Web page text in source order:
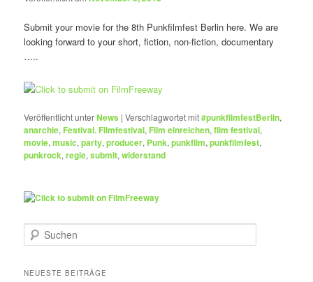
Submit your movie for the 8th Punkfilmfest Berlin here. We are
looking forward to your short, fiction, non-fiction, documentary
…..
Veröffentlicht unterNews |Verschlagwortet mit#punkfilmfestBerlin,
anarchie, Festival. Filmfestival, Film einreichen,film festival,
movie,music,party,producer, Punk,punkfilm,punkfilmfest,
punkrock,regie,submit,widerstand
u
h
NEUESTE BEITRÄGE